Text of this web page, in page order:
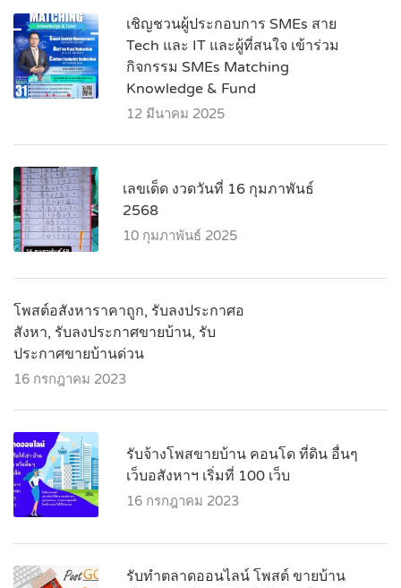
เชิญชวนผู้ประกอบการ SMEs สาย
Tech และ IT และผู้ที่สนใจ เข้าร่วม
กิจกรรม SMEs Matching
Knowledge & Fund
12 มีนาคม 2025
เลขเด็ด งวดวันที่ 16 กุมภาพันธ์
2568
10 กุมภาพันธ์ 2025
โพสต์อสังหาราคาถูก, รับลงประกาศอ
สังหา, รับลงประกาศขายบ้าน, รับ
ประกาศขายบ้านด่วน
16 กรกฎาคม 2023
รับจ้างโพสขายบ้าน คอนโด ที่ดิน อื่นๆ
เว็บอสังหาฯ เริ่มที่ 100 เว็บ
16 กรกฎาคม 2023
รับทำตลาดออนไลน์ โพสต์ ขายบ้าน